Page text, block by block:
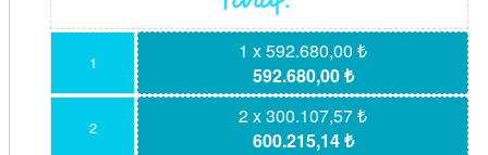
1
1 x 592.680,00 ₺
592.680,00 ₺
2
2 x 300.107,57 ₺
600.215,14 ₺